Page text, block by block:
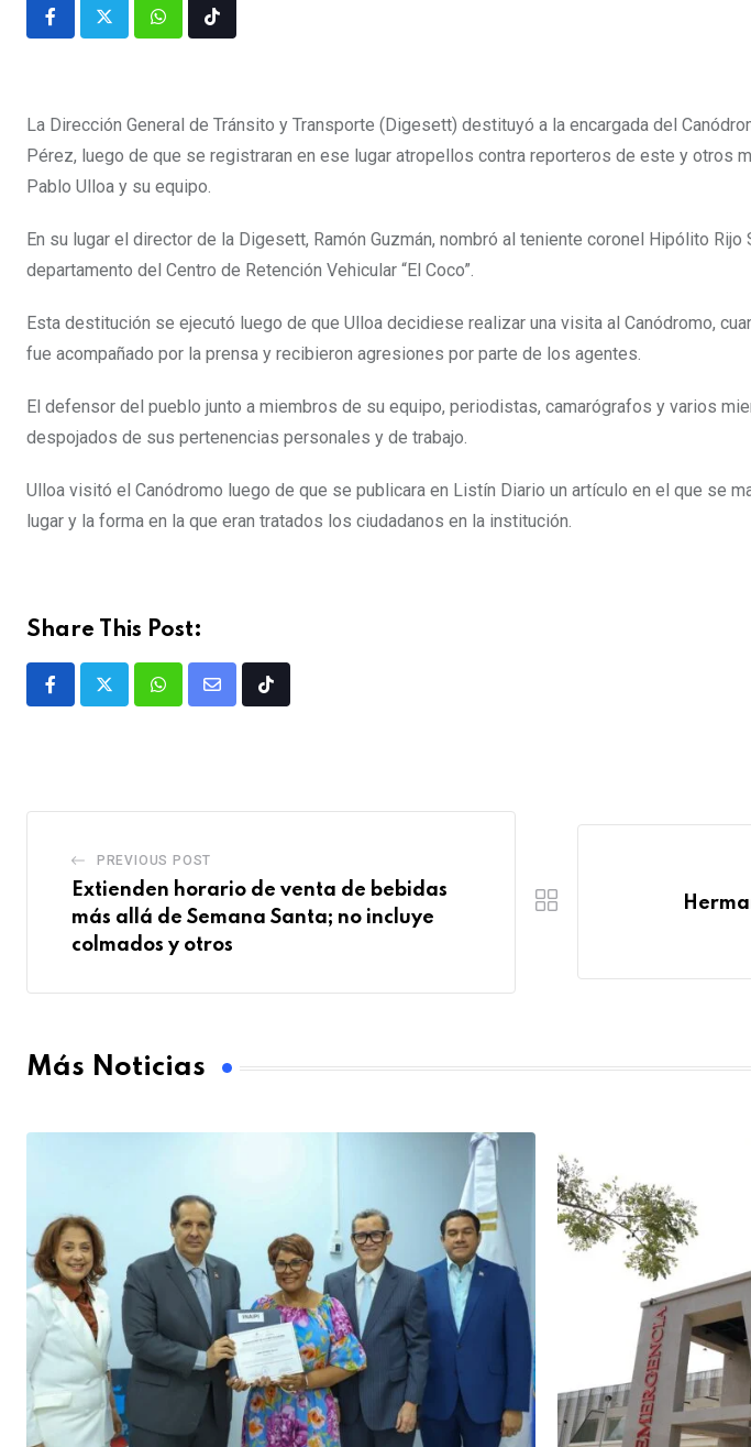
La Dirección General de Tránsito y Transporte (Digesett) destituyó a la encargada del
Pérez, luego de que se registraran en ese lugar atropellos contra reporteros de este y otros
Pablo Ulloa y su equipo.
En su lugar el director de la Digesett, Ramón Guzmán, nombró al teniente coronel Hipólito
departamento del Centro de Retención Vehicular “El Coco”.
Esta destitución se ejecutó luego de que Ulloa decidiese realizar una visita al Canódromo,
fue acompañado por la prensa y recibieron agresiones por parte de los agentes.
El defensor del pueblo junto a miembros de su equipo, periodistas, camarógrafos y varios
despojados de sus pertenencias personales y de trabajo.
Ulloa visitó el Canódromo luego de que se publicara en Listín Diario un artículo en el que se
lugar y la forma en la que eran tratados los ciudadanos en la institución.
Share This Post:
PREVIOUS POST
Extienden horario de venta de bebidas
más allá de Semana Santa; no incluye
colmados y otros
Más Noticias